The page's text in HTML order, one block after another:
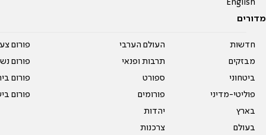
English
מדורים
חדשות
מבזקים
ביטחוני
פוליטי-מדיני
בארץ
בעולם
העולם הערבי
תרבות ופנאי
ספורט
פורומים
יהדות
צרכנות
פורום
פורום
פורום
פורום